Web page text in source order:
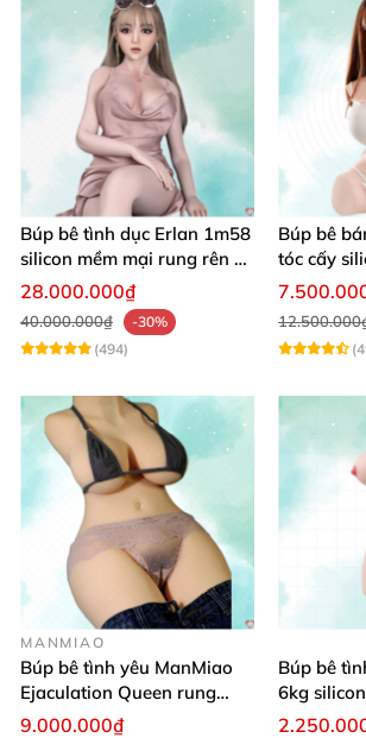
Búp bê tình dục Erlan 1m58
silicon mềm mại rung rên co
bóp hấp dẫn
28.000.000₫
40.000.000₫
-30%
(494)
Búp bê
tóc cấy
tự nhiên
MANMIAO
Búp bê tình yêu ManMiao
Ejaculation Queen rung
cảm biến sưởi ấm phun
9.000.000₫
Búp bê
6kg
cấp giá rẻ